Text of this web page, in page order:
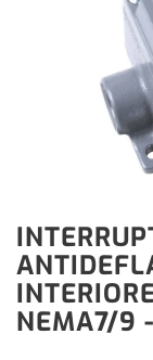
NEMA7/9